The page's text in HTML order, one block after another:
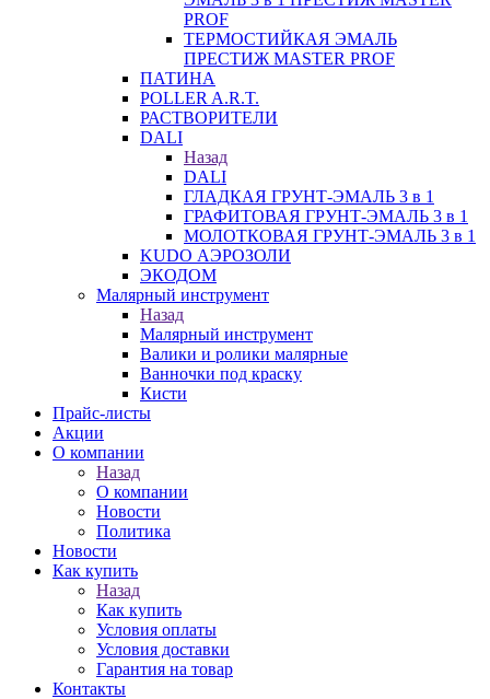
PROF
ТЕРМОСТИЙКАЯ ЭМАЛЬ
ПРЕСТИЖ MASTER PROF
ПАТИНА
POLLER A.R.T.
РАСТВОРИТЕЛИ
DALI
Назад
DALI
ГЛАДКАЯ ГРУНТ-ЭМАЛЬ 3 в 1
ГРАФИТОВАЯ ГРУНТ-ЭМАЛЬ 3 в 1
МОЛОТКОВАЯ ГРУНТ-ЭМАЛЬ 3 в 1
KUDO АЭРОЗОЛИ
ЭКОДОМ
Малярный инструмент
Назад
Малярный инструмент
Валики и ролики малярные
Ванночки под краску
Кисти
Прайс-листы
Акции
О компании
Назад
О компании
Новости
Политика
Новости
Как купить
Назад
Как купить
Условия оплаты
Условия доставки
Гарантия на товар
Контакты